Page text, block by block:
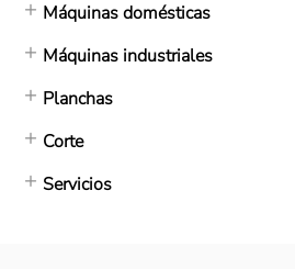
Máquinas domésticas
Máquinas industriales
Planchas
Corte
Servicios